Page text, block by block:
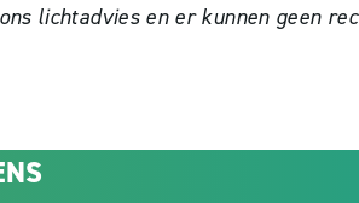
lichtadvies en er kunnen geen